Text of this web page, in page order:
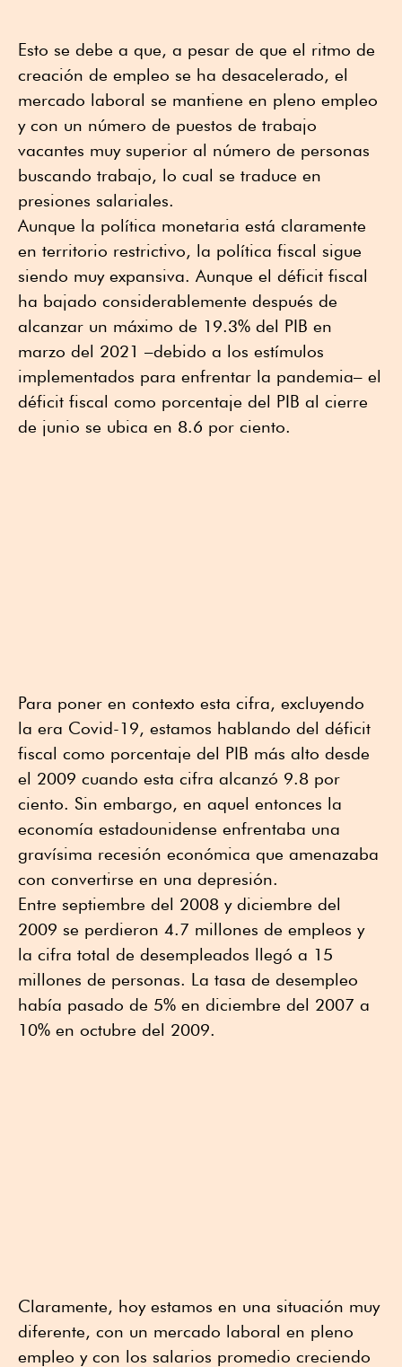
Esto se debe a que, a pesar de que el ritmo de
creación de empleo se ha desacelerado, el
mercado laboral se mantiene en pleno empleo
y con un número de puestos de trabajo
vacantes muy superior al número de personas
buscando trabajo, lo cual se traduce en
presiones salariales.
Aunque la política monetaria está claramente
en territorio restrictivo, la política fiscal sigue
siendo muy expansiva. Aunque el déficit fiscal
ha bajado considerablemente después de
alcanzar un máximo de 19.3% del PIB en
marzo del 2021 –debido a los estímulos
implementados para enfrentar la pandemia– el
déficit fiscal como porcentaje del PIB al cierre
de junio se ubica en 8.6 por ciento.
Para poner en contexto esta cifra, excluyendo
la era Covid-19, estamos hablando del déficit
fiscal como porcentaje del PIB más alto desde
el 2009 cuando esta cifra alcanzó 9.8 por
ciento. Sin embargo, en aquel entonces la
economía estadounidense enfrentaba una
gravísima recesión económica que amenazaba
con convertirse en una depresión.
Entre septiembre del 2008 y diciembre del
2009 se perdieron 4.7 millones de empleos y
la cifra total de desempleados llegó a 15
millones de personas. La tasa de desempleo
había pasado de 5% en diciembre del 2007 a
10% en octubre del 2009.
Claramente, hoy estamos en una situación muy
diferente, con un mercado laboral en pleno
empleo y con los salarios promedio creciendo